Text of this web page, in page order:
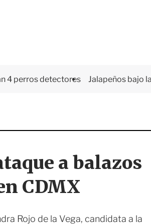
4 perros detectores Jalapeños bajo
a balazos
CDMX
Rojo de la Vega, candidata a la